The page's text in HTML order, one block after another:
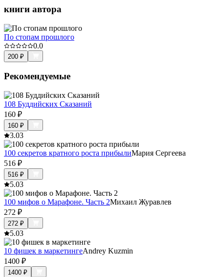
книги автора
По стопам прошлого
0.0
200 ₽
Рекомендуемые
108 Буддийских Сказаний
160 ₽
160 ₽
3.03
100 секретов кратного роста прибылиМария Сергеева
516 ₽
516 ₽
5.03
100 мифов о Марафоне. Часть 2Михаил Журавлев
272 ₽
272 ₽
5.03
10 фишек в маркетингеAndrey Kuzmin
1400 ₽
1400 ₽